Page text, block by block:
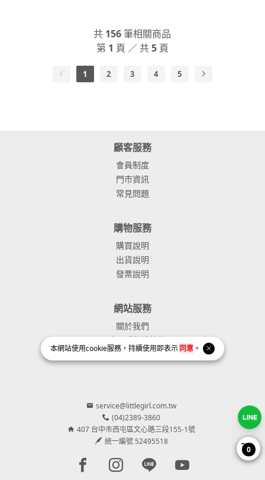
本網站使用cookie服務，持續使用即表示同意 。
共 156筆相關商品
第 1 頁 ／ 共5頁
1 2 3 4 5
顧客服務
會員制度
門市資訊
常見問題
購物服務
購買說明
出貨說明
發票說明
網站服務
關於我們
服務及隱私權條款
瑕疵品退款政策
service@littlegirl.com.tw
(04)2389-3860
407 台中市西屯區文心路三段155-1號
統一編號 52495518
Facebook page
Instagram page
Line pageYoutube page
0